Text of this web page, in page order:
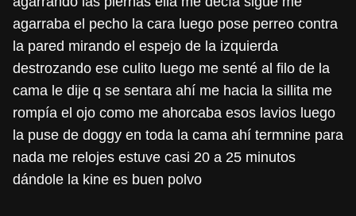
agarraba el pecho la cara luego pose perreo contra
la pared mirando el espejo de la izquierda
destrozando ese culito luego me senté al filo de la
cama le dije q se sentara ahí me hacia la sillita me
rompía el ojo como me ahorcaba esos lavios luego
la puse de doggy en toda la cama ahí termnine para
nada me relojes estuve casi 20 a 25 minutos
dándole la kine es buen polvo